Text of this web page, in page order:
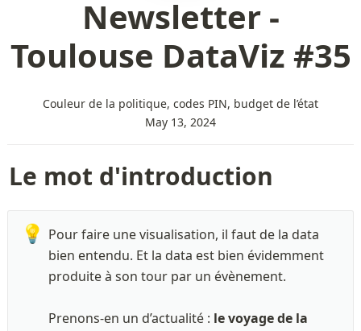
Newsletter -
Toulouse DataViz #35
Couleur de la politique, codes PIN, budget de l’état
May 13, 2024
Le mot d'introduction
💡 Pour faire une visualisation, il faut de la data
bien entendu. Et la data est bien évidemment
produite à son tour par un évènement.
Prenons-en un d’actualité : le voyage de la